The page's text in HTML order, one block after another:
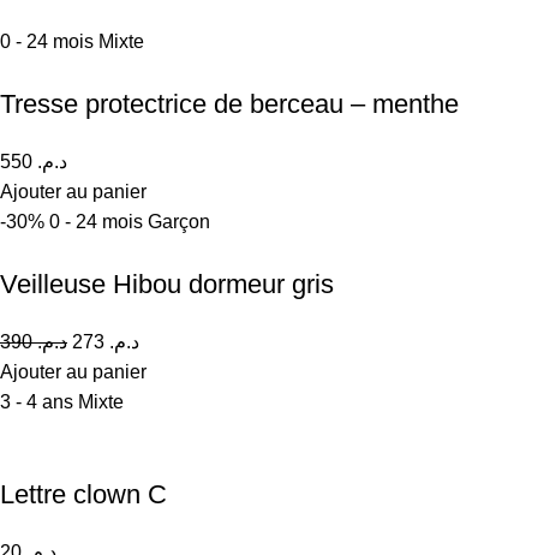
0 - 24 mois Mixte
Tresse protectrice de berceau – menthe
د.م.
Ajouter au panier
-30% 0 - 24 mois Garçon
Veilleuse Hibou dormeur gris
د.م.390 د.م.
Ajouter au panier
3 - 4 ans Mixte
Lettre clown C